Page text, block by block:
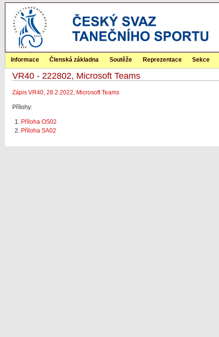
Informace Členská základna Soutěže Reprezentace Sekce
VR40 - 222802, Microsoft Teams
Zápis VR40, 28.2.2022, Microsoft Teams
Přílohy:
Příloha OS02
Příloha SA02